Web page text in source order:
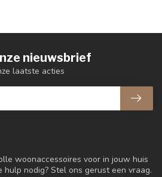
woonaccessoires voor in jouw huis
nodig? Stel ons gerust een vraag.
nieuwsbrief
laatste acties